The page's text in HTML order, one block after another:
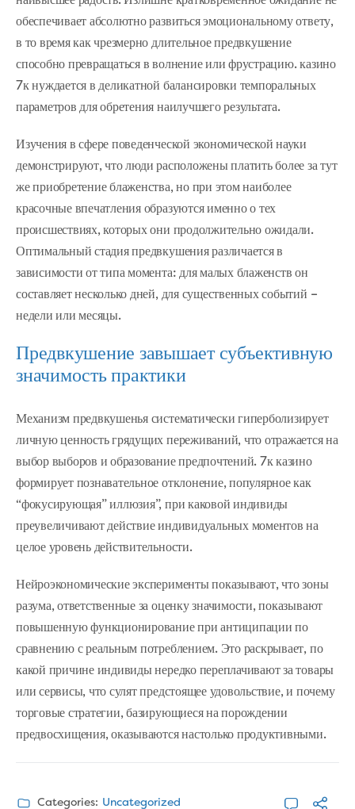
обеспечивает абсолютно развиться эмоциональному ответу,
в то время как чрезмерно длительное предвкушение
способно превращаться в волнение или фрустрацию. казино
7к нуждается в деликатной балансировки темпоральных
параметров для обретения наилучшего результата.
Изучения в сфере поведенческой экономической науки
демонстрируют, что люди расположены платить более за тут
же приобретение блаженства, но при этом наиболее
красочные впечатления образуются именно о тех
происшествиях, которых они продолжительно ожидали.
Оптимальный стадия предвкушения различается в
зависимости от типа момента: для малых блаженств он
составляет несколько дней, для существенных событий –
недели или месяцы.
Предвкушение завышает субъективную
значимость практики
Механизм предвкушенья систематически гиперболизирует
личную ценность грядущих переживаний, что отражается на
выбор выборов и образование предпочтений. 7к казино
формирует познавательное отклонение, популярное как
“фокусирующая” иллюзия”, при каковой индивиды
преувеличивают действие индивидуальных моментов на
целое уровень действительности.
Нейроэкономические эксперименты показывают, что зоны
разума, ответственные за оценку значимости, показывают
повышенную функционирование при антиципации по
сравнению с реальным потреблением. Это раскрывает, по
какой причине индивиды нередко переплачивают за товары
или сервисы, что сулят предстоящее удовольствие, и почему
торговые стратегии, базирующиеся на порождении
предвосхищения, оказываются настолько продуктивными.
Categories: Uncategorized